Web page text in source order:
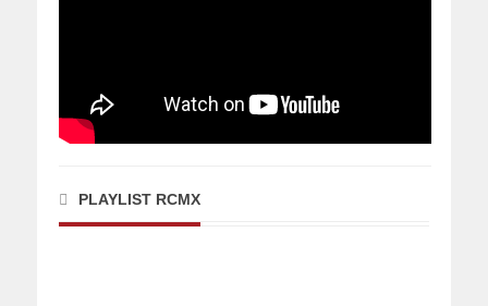
PLAYLIST RCMX